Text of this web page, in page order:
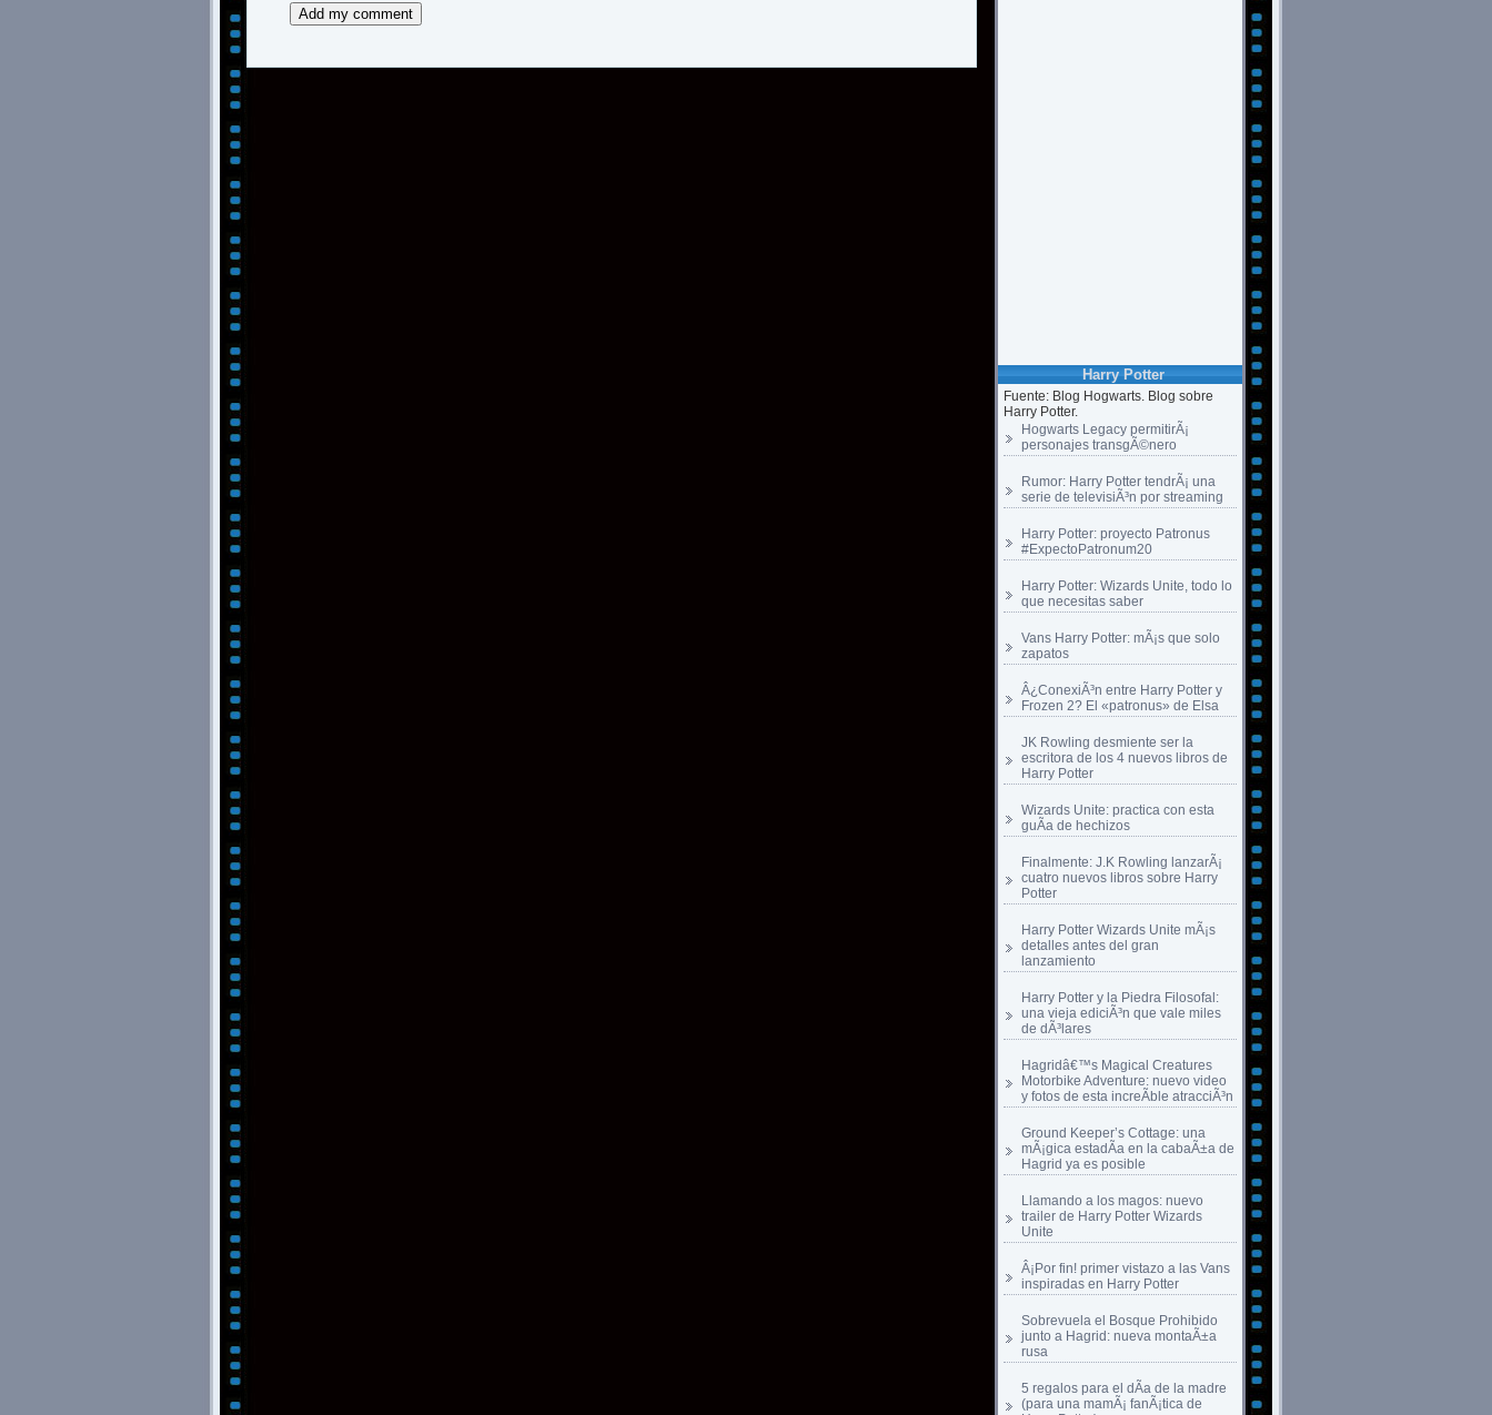
Harry Potter
Fuente: Blog Hogwarts. Blog sobre
Harry Potter.
Hogwarts Legacy permitirÃ¡
personajes transgÃ©nero
Rumor: Harry Potter tendrÃ¡ una
serie de televisiÃ³n por streaming
Harry Potter: proyecto Patronus
#ExpectoPatronum20
Harry Potter: Wizards Unite, todo lo
que necesitas saber
Vans Harry Potter: mÃ¡s que solo
zapatos
Â¿ConexiÃ³n entre Harry Potter y
Frozen 2? El «patronus» de Elsa
JK Rowling desmiente ser la
escritora de los 4 nuevos libros de
Harry Potter
Wizards Unite: practica con esta
guÃ­a de hechizos
Finalmente: J.K Rowling lanzarÃ¡
cuatro nuevos libros sobre Harry
Potter
Harry Potter Wizards Unite mÃ¡s
detalles antes del gran
lanzamiento
Harry Potter y la Piedra Filosofal:
una vieja ediciÃ³n que vale miles
de dÃ³lares
Hagridâ€™s Magical Creatures
Motorbike Adventure: nuevo video
y fotos de esta increÃ­ble atracciÃ³n
Ground Keeper’s Cottage: una
mÃ¡gica estadÃ­a en la cabaÃ±a de
Hagrid ya es posible
Llamando a los magos: nuevo
trailer de Harry Potter Wizards
Unite
Â¡Por fin! primer vistazo a las Vans
inspiradas en Harry Potter
Sobrevuela el Bosque Prohibido
junto a Hagrid: nueva montaÃ±a
rusa
5 regalos para el dÃ­a de la madre
(para una mamÃ¡ fanÃ¡tica de